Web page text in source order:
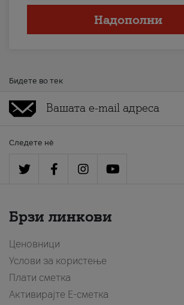
Надополни
Бидете во тек
Следете нè
Брзи линкови
Ценовници
Услови за користење
Плати сметка
Активирајте Е-сметка